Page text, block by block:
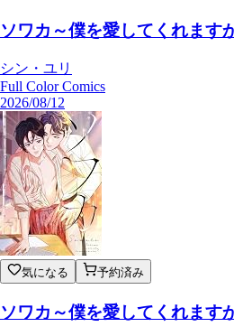
ソワカ～僕を愛してくれます
シン・ユリ
Full Color Comics
2026/08/12
気になる 予約済み
ソワカ～僕を愛してくれます